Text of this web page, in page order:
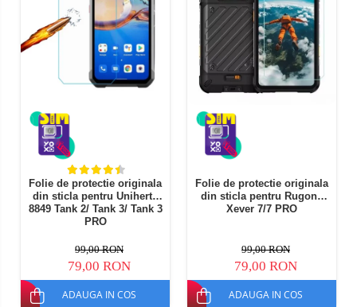
Folie de protectie originala
din sticla pentru Unihertz
8849 Tank 2/ Tank 3/ Tank 3
PRO
99,00 RON
79,00 RON
ADAUGA IN COS
Folie de protectie originala
din sticla pentru Rugone
Xever 7/7 PRO
99,00 RON
79,00 RON
ADAUGA IN COS